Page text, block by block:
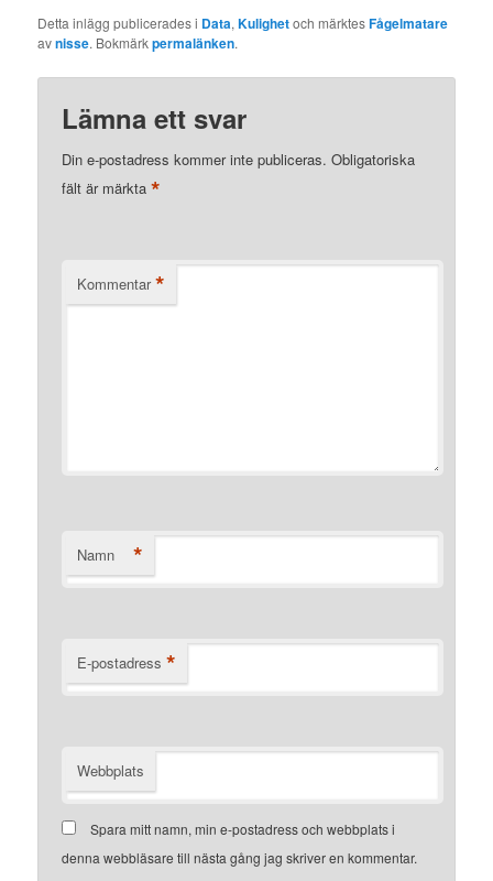
Detta inlägg publicerades i Data,Kulighetoch märktesFågelmatare
avnisse. Bokmärkpermalänken.
Lämna ett svar
Din e-postadress kommer inte publiceras. Obligatoriska
fält är märkta*
Kommentar *
Namn *
E-postadress *
Webbplats
Spara mitt namn, min e-postadress och webbplats i
denna webbläsare till nästa gång jag skriver en kommentar.